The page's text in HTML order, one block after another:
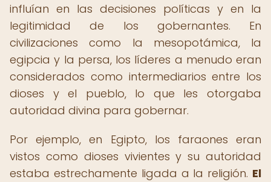
influían en las decisiones políticas y en la
legitimidad de los gobernantes. En
civilizaciones como la mesopotámica, la
egipcia y la persa, los líderes a menudo eran
considerados como intermediarios entre los
dioses y el pueblo, lo que les otorgaba
autoridad divina para gobernar.
Por ejemplo, en Egipto, los faraones eran
vistos como dioses vivientes y su autoridad
estaba estrechamente ligada a la religión. El